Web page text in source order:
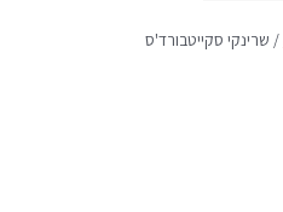
/ שרינקי סקייטבורד'ס